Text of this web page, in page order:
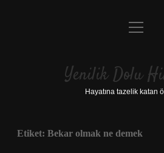
Anasayfa
Yasal Uyarı
menüyü
Yenilik Dolu
Hayatına tazelik katan
Etiket: Bekar olmak ne demek